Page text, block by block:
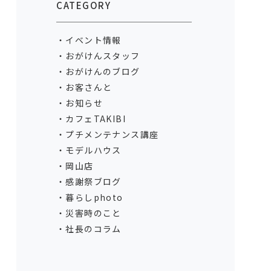
CATEGORY
イベント情報
おがけんスタッフ
おがけんのブログ
お客さんと
お知らせ
カフェTAKIBI
プチメンテナンス講座
モデルハウス
岡山店
感謝祭ブログ
暮らしphoto
災害時のこと
社長のコラム